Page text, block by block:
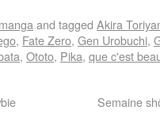
manga and tagged Akira
, Fate Zero, Gen Urobuchi,
, Ototo, Pika, que c'est
Semaine